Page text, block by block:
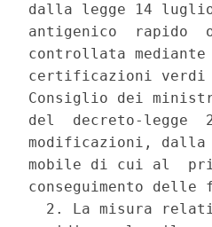
dalla legge 14
antigenico  rapido
controllata
certificazioni verdi
Consiglio dei
del  decreto-
modificazioni, dalla
mobile di cui al
conseguimento
2. La misura